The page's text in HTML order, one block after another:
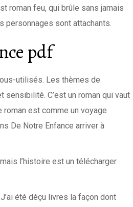
roman feu, qui brûle sans jamais
personnages sont attachants.
pdf
utilisés. Les thèmes de
C’est un roman qui vaut
roman est comme un voyage
De Notre Enfance arriver à
l’histoire est un télécharger
été déçu livres la façon dont